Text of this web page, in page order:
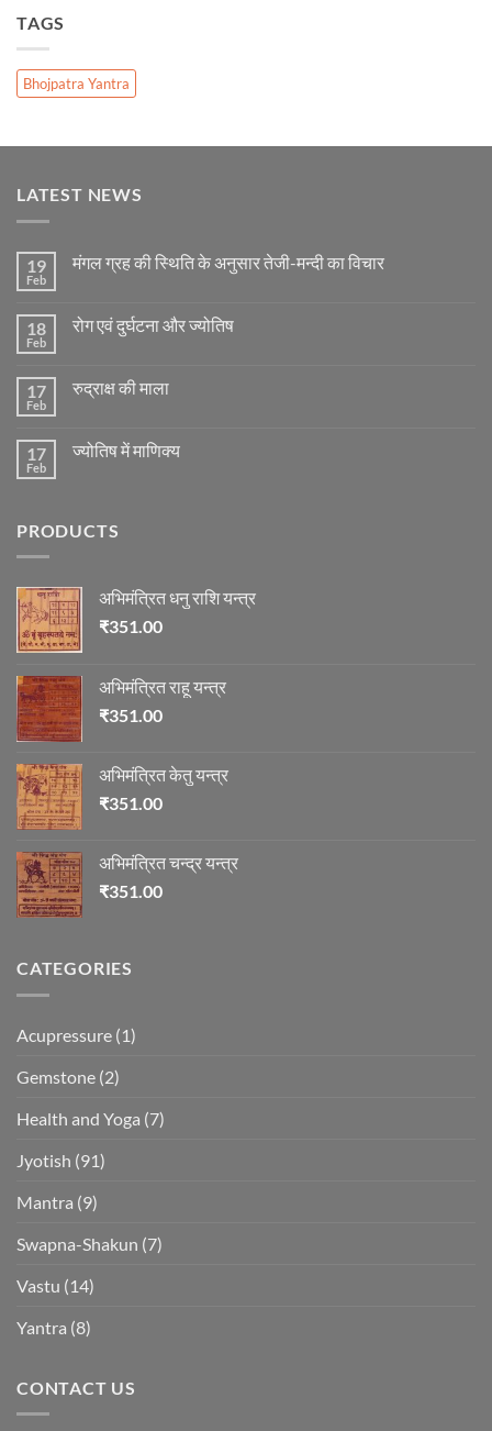
TAGS
Bhojpatra Yantra
LATEST NEWS
19
Feb
मंगल ग्रह की स्थिति के अनुसार तेजी-मन्दी का विचार
मंगल
के
अनुसार
विचार
18
Feb
रोग एवं दुर्घटना और ज्योतिष
रोग
ज्योतिष
17
Feb
रुद्राक्ष की माला
रुद्राक्ष
17
Feb
ज्योतिष में माणिक्य
में
PRODUCTS
अभिमंत्रित धनु राशि यन्त्र
₹351.00
अभिमंत्रित राहू यन्त्र
₹351.00
अभिमंत्रित केतु यन्त्र
₹351.00
अभिमंत्रित चन्द्र यन्त्र
₹351.00
CATEGORIES
Acupressure (1)
Gemstone (2)
Health and Yoga (7)
Jyotish (91)
Mantra (9)
Swapna-Shakun (7)
Vastu (14)
Yantra (8)
CONTACT US